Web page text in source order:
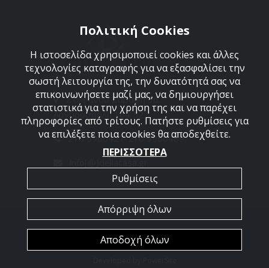
Στεφάνου Σαράφη 36,
Αργυρούπολη 164 52
210 9960427-210 9960489
2026 @ All Rights Reserved - Dellacasa
Πολιτική Cookies
Η ιστοσελίδα χρησιμοποιεί cookies και άλλες
τεχνολογίες καταγραφής για να εξασφαλίσει την
σωστή λειτουργία της, την δυνατότητά σας να
επικοινωνήσετε μαζί μας, να δημιουργήσει
στατιστικά για την χρήση της και να παρέχει
πληροφορίες από τρίτους. Πατήστε ρυθμίσεις για
να επιλέξετε ποια cookies θα αποδεχθείτε.
ΠΕΡΙΣΣΟΤΕΡΑ
Ρυθμίσεις
Απόρριψη όλων
Αποδοχή όλων